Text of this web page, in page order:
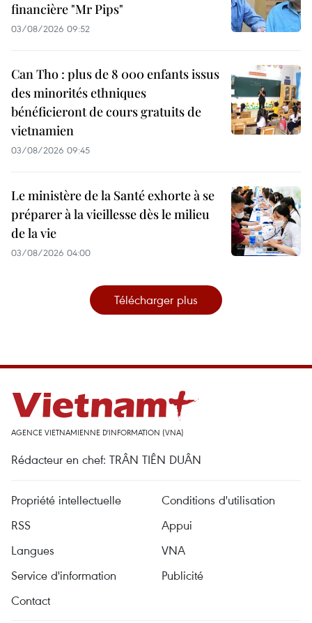
financière "Mr Pips"
03/08/2026 09:52
Can Tho : plus de 8 000 enfants issus
des minorités ethniques
bénéficieront de cours gratuits de
vietnamien
03/08/2026 09:45
Le ministère de la Santé exhorte à se
préparer à la vieillesse dès le milieu
de la vie
03/08/2026 04:00
Télécharger plus
AGENCE VIETNAMIENNE D'INFORMATION (VNA)
Rédacteur en chef: TRÂN TIÊN DUÂN
Propriété intellectuelle
Conditions d'utilisation
RSS
Appui
Langues
VNA
Service d'information
Publicité
Contact